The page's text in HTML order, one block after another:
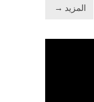
المزيد →